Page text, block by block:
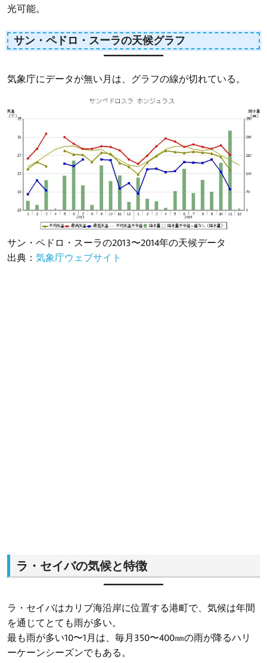
光可能。
サン・ペドロ・スーラの天候グラフ
気象庁にデータが無い月は、グラフの線が切れている。
サン・ペドロ・スーラの2013〜2014年の天候データ
出典： 気象庁ウェブサイト
ラ・セイバの気候と特徴
ラ・セイバはカリブ海沿岸に位置する港町で、気候は年間
を通じてとても雨が多い。
最も雨が多い10〜1月は、毎月350〜400㎜の雨が降るハリ
ーケーンシーズンでもある。